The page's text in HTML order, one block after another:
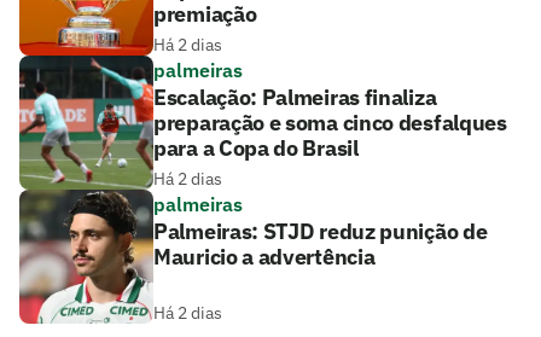
premiação
Há 2 dias
palmeiras
Escalação: Palmeiras finaliza
preparação e soma cinco desfalques
para a Copa do Brasil
Há 2 dias
palmeiras
Palmeiras: STJD reduz punição de
Mauricio a advertência
Há 2 dias